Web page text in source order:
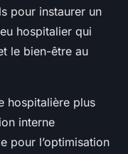
pour instaurer un
hospitalier qui
le bien-être au
hospitalière plus
interne
pour l’optimisation